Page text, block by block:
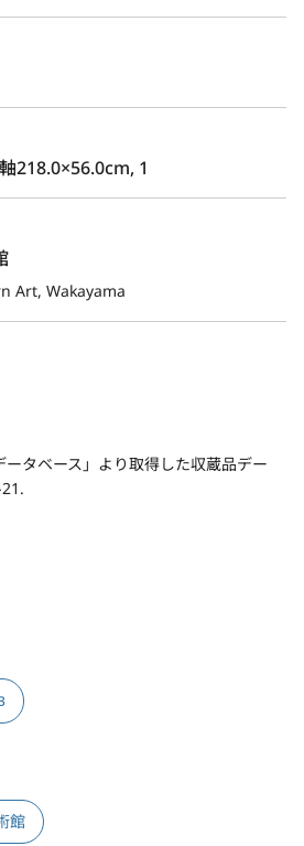
218.0×56.0cm, 1
Art, Wakayama
タベース」より取得した収蔵品デー
館